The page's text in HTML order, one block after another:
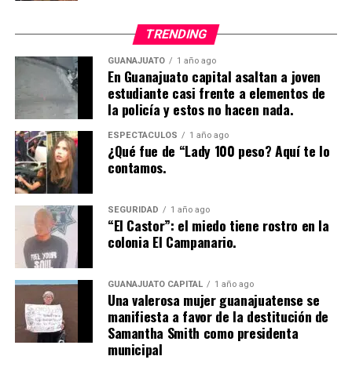
TRENDING
GUANAJUATO 1 año ago
En Guanajuato capital asaltan a joven
estudiante casi frente a elementos de
la policía y estos no hacen nada.
ESPECTÁCULOS 1 año ago
¿Qué fue de “Lady 100 peso? Aquí te lo
contamos.
SEGURIDAD 1 año ago
“El Castor”: el miedo tiene rostro en la
colonia El Campanario.
GUANAJUATO CAPITAL 1 año ago
Una valerosa mujer guanajuatense se
manifiesta a favor de la destitución de
Samantha Smith como presidenta
municipal